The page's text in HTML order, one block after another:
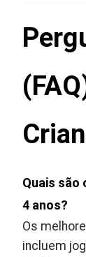
Quais são
4 anos?
Os
incluem